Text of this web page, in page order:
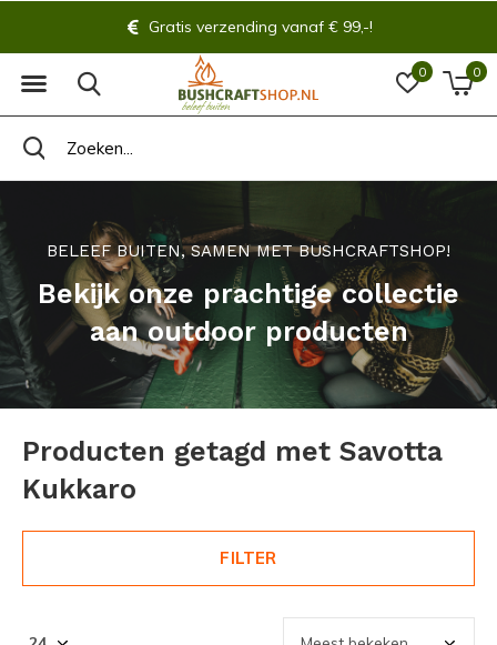
0 0
Gratis verzending vanaf € 99,-!
BELEEF BUITEN, SAMEN MET BUSHCRAFTSHOP!
Bekijk onze prachtige collectie
aan outdoor producten
Producten getagd met Savotta
Kukkaro
FILTER